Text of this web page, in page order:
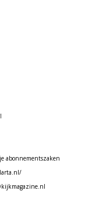
abonnementszaken